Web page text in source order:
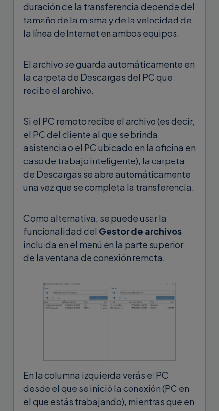
duración de la transferencia depende del
tamaño de la misma y de la velocidad de
la línea de Internet en ambos equipos.
El archivo se guarda automáticamente en
la carpeta de Descargas del PC que
recibe el archivo.
Si el PC remoto recibe el archivo (es decir,
el PC del cliente al que se brinda
asistencia o el PC ubicado en la oficina en
caso de trabajo inteligente), la carpeta
de Descargas se abre automáticamente
una vez que se completa la transferencia.
Como alternativa, se puede usar la
funcionalidad del Gestor de archivos
incluida en el menú en la parte superior
de la ventana de conexión remota.
En la columna izquierda verás el PC
desde el que se inició la conexión (PC en
el que estás trabajando), mientras que en